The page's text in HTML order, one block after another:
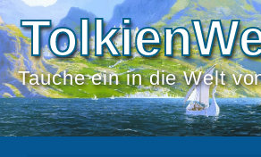
Tauche ein in die Welt